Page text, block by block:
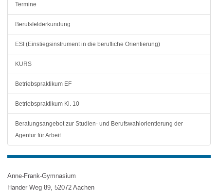
Termine
Berufsfelderkundung
ESI (Einstiegsinstrument in die berufliche Orientierung)
KURS
Betriebspraktikum EF
Betriebspraktikum Kl. 10
Beratungsangebot zur Studien- und Berufswahlorientierung der
Agentur für Arbeit
Anne-Frank-Gymnasium
Hander Weg 89, 52072 Aachen